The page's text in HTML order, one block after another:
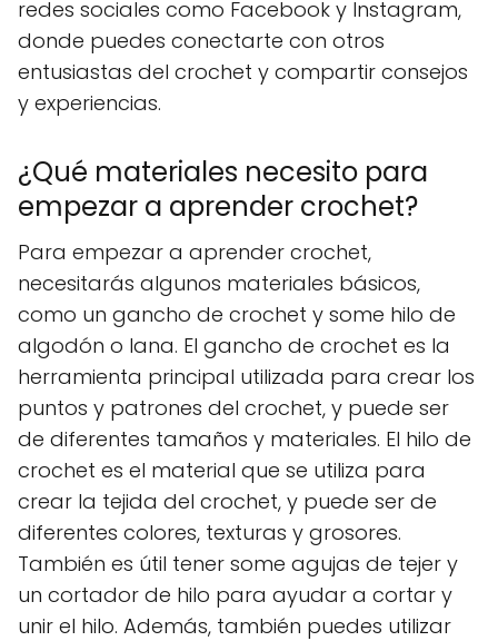
redes sociales como Facebook y Instagram,
donde puedes conectarte con otros
entusiastas del crochet y compartir consejos
y experiencias.
¿Qué materiales necesito para
empezar a aprender crochet?
Para empezar a aprender crochet,
necesitarás algunos materiales básicos,
como un gancho de crochet y some hilo de
algodón o lana. El gancho de crochet es la
herramienta principal utilizada para crear los
puntos y patrones del crochet, y puede ser
de diferentes tamaños y materiales. El hilo de
crochet es el material que se utiliza para
crear la tejida del crochet, y puede ser de
diferentes colores, texturas y grosores.
También es útil tener some agujas de tejer y
un cortador de hilo para ayudar a cortar y
unir el hilo. Además, también puedes utilizar